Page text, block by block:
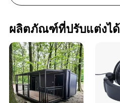
ผลิตภัณฑ์ที่ปรับแต่งได้